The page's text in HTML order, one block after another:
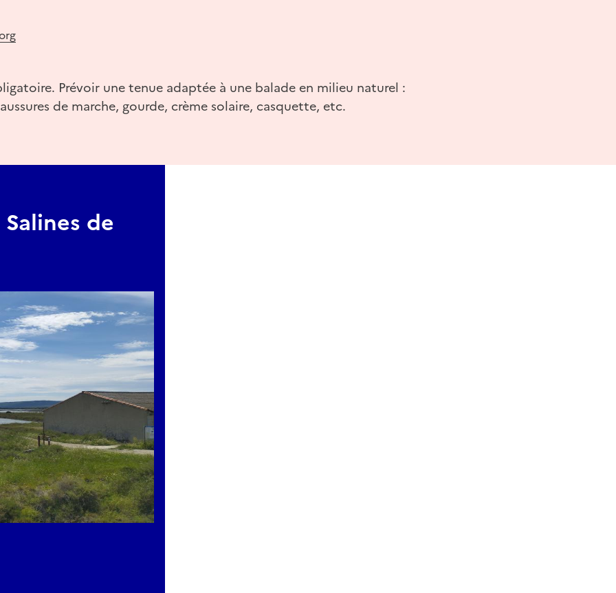
Prévoir une tenue adaptée à une balade en milieu naturel :
de marche, gourde, crème solaire, casquette, etc.
de